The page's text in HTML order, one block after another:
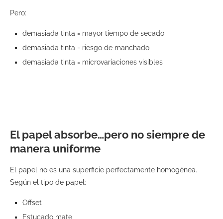
Pero:
demasiada tinta = mayor tiempo de secado
demasiada tinta = riesgo de manchado
demasiada tinta = microvariaciones visibles
El papel absorbe…pero no siempre de
manera uniforme
El papel no es una superficie perfectamente homogénea.
Según el tipo de papel:
Offset
Estucado mate